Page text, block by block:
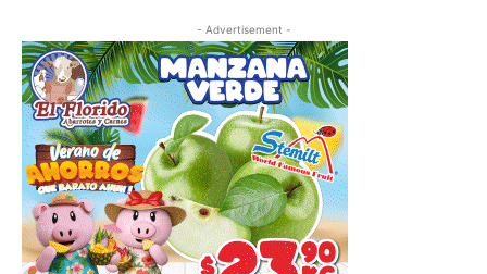
- Advertisement -